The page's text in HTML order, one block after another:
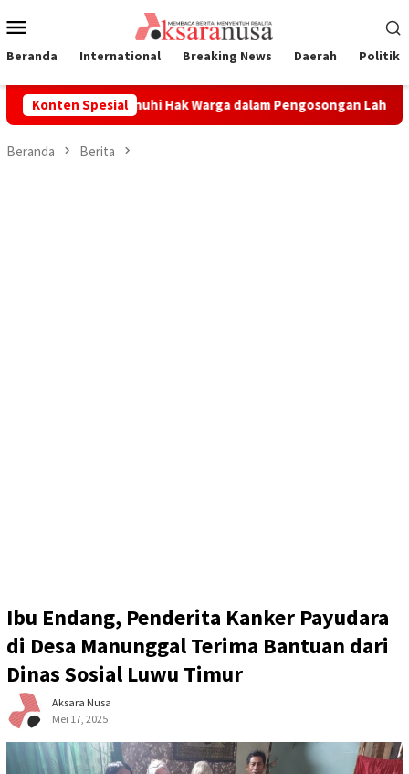
ke
Mobile
Beranda International Breaking News Daerah Politik
Konten Spesial
Penuhi Hak Warga dalam Pengosongan Lahan Laoli
Beranda Berita
Ibu Endang, Penderita Kanker Payudara
di Desa Manunggal Terima Bantuan dari
Dinas Sosial Luwu Timur
Aksara Nusa
Mei 17, 2025